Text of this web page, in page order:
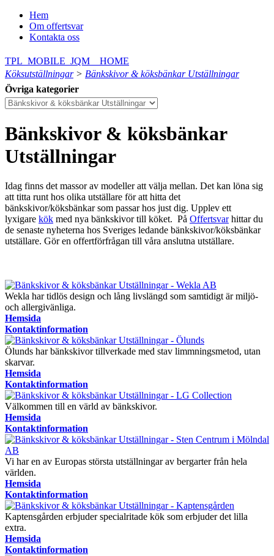
Hem
Om offertsvar
Kontakta oss
TPL_MOBILE_JQM__HOME
Köksutställningar> Bänkskivor & köksbänkar Utställningar
Övriga kategorier
Bänkskivor & köksbänkar
Utställningar
Idag finns det massor av modeller att välja mellan. Det kan löna sig
att titta runt hos olika utställare för att hitta det
bänkskivor/köksbänkar som passar hos just dig. Upplev ett
lyxigare kök med nya bänkskivor till köket. På Offertsvar hittar du
de senaste nyheterna hos Sveriges ledande bänkskivor/köksbänkar
utställare. Gör en offertförfrågan till våra anslutna utställare.
Wekla har tidlös design och lång livslängd som samtidigt är miljö-
och allergivänliga.
Hemsida
Kontaktinformation
Ölunds har bänkskivor tillverkade med stav limmningsmetod, utan
skarvar.
Hemsida
Kontaktinformation
Välkommen till en värld av bänkskivor.
Hemsida
Kontaktinformation
Vi har en av Europas största utställningar av bergarter från hela
världen.
Hemsida
Kontaktinformation
Kaptensgården erbjuder specialritade kök som erbjuder det lilla
extra.
Hemsida
Kontaktinformation